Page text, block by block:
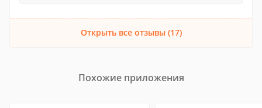
Открыть все отзывы (17)
Похожие приложения